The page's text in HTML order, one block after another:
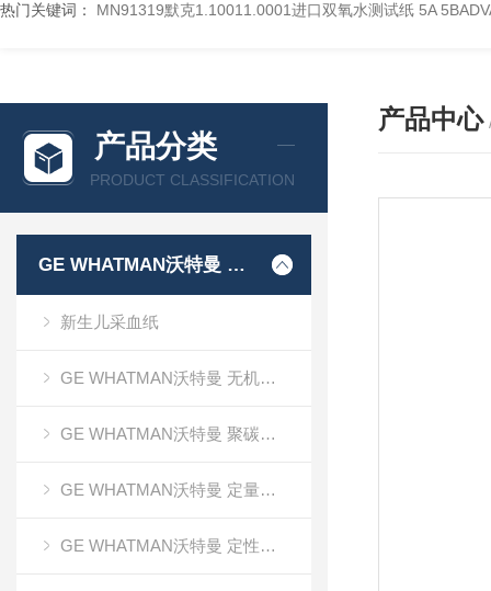
热门关键词： MN91319默克1.10011.0001进口双氧水测试纸 5A
产品分类
PRODUCT CLASSIFICATION
GE WHATMAN沃特曼 过滤产品代理
新生儿采血纸
GE WHATMAN沃特曼 无机氧化铝AAO模板
GE WHATMAN沃特曼 聚碳酸酯膜
GE WHATMAN沃特曼 定量滤纸
GE WHATMAN沃特曼 定性滤纸
产品中心